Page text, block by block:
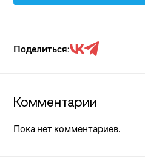
Поделиться:
Комментарии
Пока нет комментариев.